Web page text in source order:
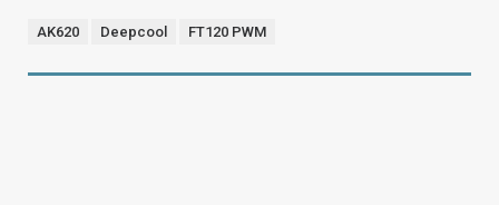
AK620 Deepcool FT120 PWM